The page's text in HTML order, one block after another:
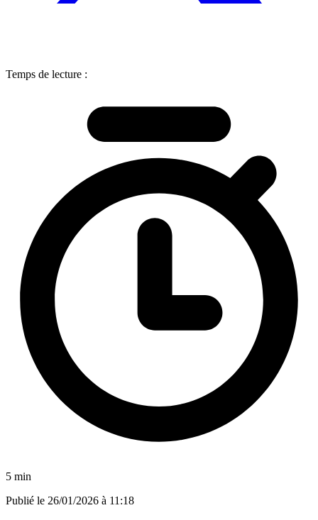
Temps de lecture :
5 min
Publié le 26/01/2026 à 11:18